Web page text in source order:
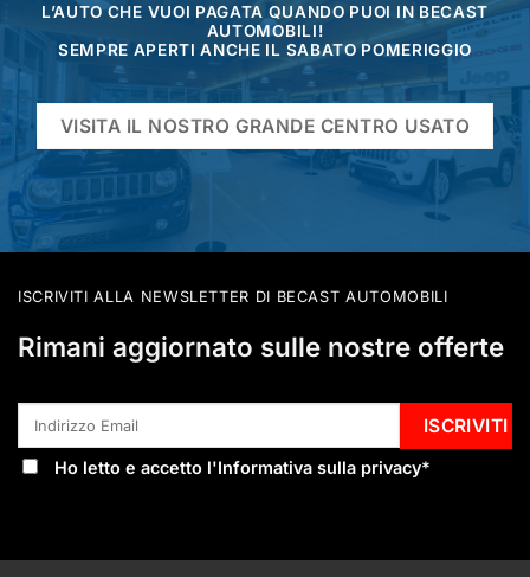
L’AUTO CHE VUOI PAGATA QUANDO PUOI IN BECAST
AUTOMOBILI!
SEMPRE APERTI ANCHE IL SABATO POMERIGGIO
VISITA IL NOSTRO GRANDE CENTRO USATO
ISCRIVITI ALLA NEWSLETTER DI BECAST AUTOMOBILI
Rimani aggiornato sulle nostre offerte
Ho letto e accetto l'Informativa sulla privacy*